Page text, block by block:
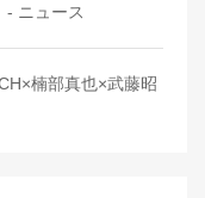
- ニュース
楠部真也×武藤昭